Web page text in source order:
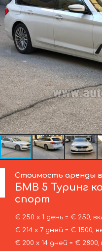
Стоимость аренды
БМВ 5 Туринг
спорт
€ 250 х 1 день = € 250,
€ 214 х 7 дней = € 1500,
€ 200 х 14 дней = €